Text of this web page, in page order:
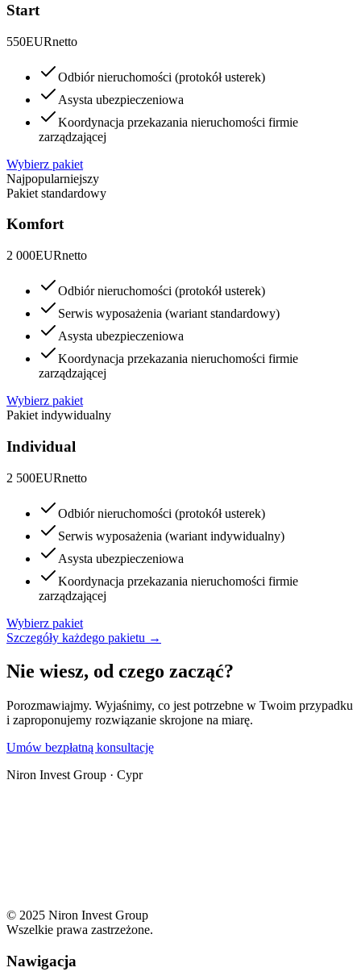
Start
550EURnetto
Odbiór nieruchomości (protokół usterek)
Asysta ubezpieczeniowa
Koordynacja przekazania nieruchomości firmie
zarządzającej
Wybierz pakiet
Najpopularniejszy
Pakiet standardowy
Komfort
2 000EURnetto
Odbiór nieruchomości (protokół usterek)
Serwis wyposażenia (wariant standardowy)
Asysta ubezpieczeniowa
Koordynacja przekazania nieruchomości firmie
zarządzającej
Wybierz pakiet
Pakiet indywidualny
Individual
2 500EURnetto
Odbiór nieruchomości (protokół usterek)
Serwis wyposażenia (wariant indywidualny)
Asysta ubezpieczeniowa
Koordynacja przekazania nieruchomości firmie
zarządzającej
Wybierz pakiet
Szczegóły każdego pakietu →
Nie wiesz, od czego zacząć?
Porozmawiajmy. Wyjaśnimy, co jest potrzebne w Twoim przypadku
i zaproponujemy rozwiązanie skrojone na miarę.
Umów bezpłatną konsultację
Niron Invest Group · Cypr
© 2025 Niron Invest Group
Wszelkie prawa zastrzeżone.
Nawigacja